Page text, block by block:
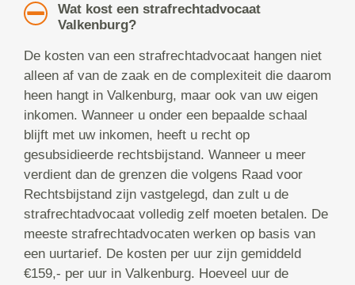
Wat kost een strafrechtadvocaat
Valkenburg?
De kosten van een strafrechtadvocaat hangen niet
alleen af van de zaak en de complexiteit die daarom
heen hangt in Valkenburg, maar ook van uw eigen
inkomen. Wanneer u onder een bepaalde schaal
blijft met uw inkomen, heeft u recht op
gesubsidieerde rechtsbijstand. Wanneer u meer
verdient dan de grenzen die volgens Raad voor
Rechtsbijstand zijn vastgelegd, dan zult u de
strafrechtadvocaat volledig zelf moeten betalen. De
meeste strafrechtadvocaten werken op basis van
een uurtarief. De kosten per uur zijn gemiddeld
€159,- per uur in Valkenburg. Hoeveel uur de